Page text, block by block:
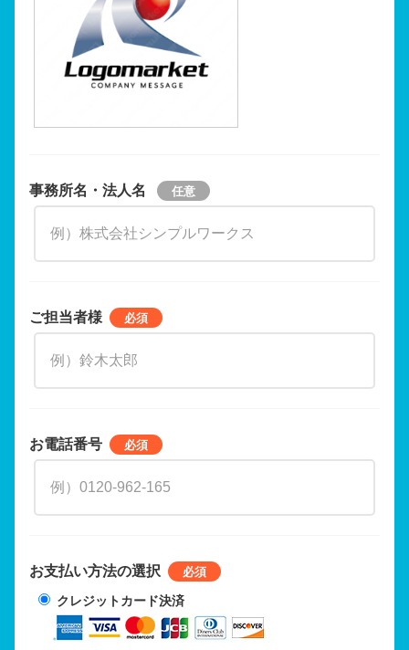
事務所名・法人名
ご担当者様
お電話番号
お支払い方法の選択
クレジットカード決済